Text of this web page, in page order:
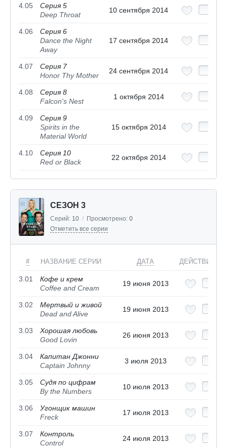
4.05
Серия 5
Deep Throat
10 сентября 2014
4.06
Серия 6
Dance the Night
Away
17 сентября 2014
4.07
Серия 7
Honor Thy Mother
24 сентября 2014
4.08
Серия 8
Falcon's Nest
1 октября 2014
4.09
Серия 9
Spirits in the
Material World
15 октября 2014
4.10
Серия 10
Red or Black
22 октября 2014
СЕЗОН 3
Серий: 10 / Просмотрено: 0
Отметить все серии
# НАЗВАНИЕ СЕРИИ ДАТА ДЕЙСТВИЯ
3.01
Кофе и крем
Coffee and Cream
19 июня 2013
3.02
Мертвый и живой
Dead and Alive
19 июня 2013
3.03
Хорошая любовь
Good Lovin
26 июня 2013
3.04
Капитан Джонни
Captain Johnny
3 июля 2013
3.05
Судя по цифрам
By the Numbers
10 июля 2013
3.06
Угонщик машин
Freck
17 июля 2013
3.07
Контроль
Control
24 июля 2013